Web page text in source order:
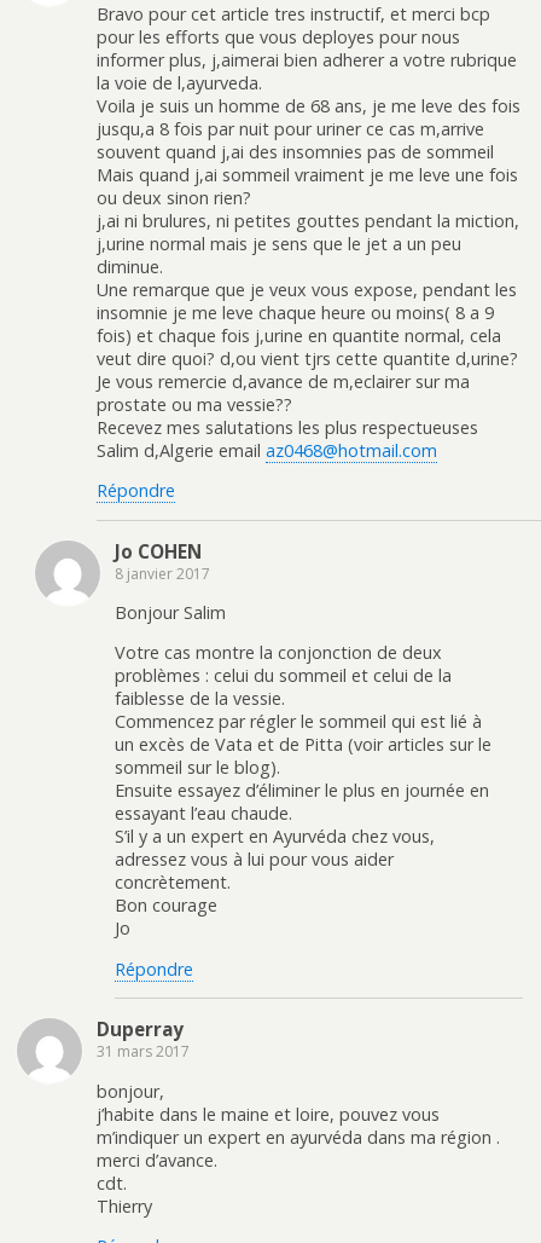
Bravo pour cet article tres instructif, et merci bcp
pour les efforts que vous deployes pour nous
informer plus, j,aimerai bien adherer a votre rubrique
la voie de l,ayurveda.
Voila je suis un homme de 68 ans, je me leve des fois
jusqu,a 8 fois par nuit pour uriner ce cas m,arrive
souvent quand j,ai des insomnies pas de sommeil
Mais quand j,ai sommeil vraiment je me leve une fois
ou deux sinon rien?
j,ai ni brulures, ni petites gouttes pendant la miction,
j,urine normal mais je sens que le jet a un peu
diminue.
Une remarque que je veux vous expose, pendant les
insomnie je me leve chaque heure ou moins( 8 a 9
fois) et chaque fois j,urine en quantite normal, cela
veut dire quoi? d,ou vient tjrs cette quantite d,urine?
Je vous remercie d,avance de m,eclairer sur ma
prostate ou ma vessie??
Recevez mes salutations les plus respectueuses
Salim d,Algerie email az0468@hotmail.com
Répondre
Jo COHEN
8 janvier 2017
Bonjour Salim
Votre cas montre la conjonction de deux
problèmes : celui du sommeil et celui de la
faiblesse de la vessie.
Commencez par régler le sommeil qui est lié à
un excès de Vata et de Pitta (voir articles sur le
sommeil sur le blog).
Ensuite essayez d’éliminer le plus en journée en
essayant l’eau chaude.
S’il y a un expert en Ayurvéda chez vous,
adressez vous à lui pour vous aider
concrètement.
Bon courage
Jo
Répondre
Duperray
31 mars 2017
bonjour,
j’habite dans le maine et loire, pouvez vous
m’indiquer un expert en ayurvéda dans ma région .
merci d’avance.
cdt.
Thierry